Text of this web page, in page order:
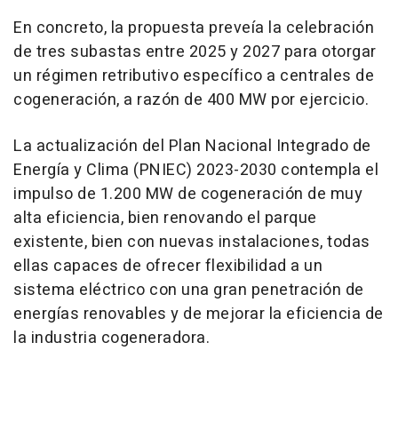
En concreto, la propuesta preveía la celebración
de tres subastas entre 2025 y 2027 para otorgar
un régimen retributivo específico a centrales de
cogeneración, a razón de 400 MW por ejercicio.
La actualización del Plan Nacional Integrado de
Energía y Clima (PNIEC) 2023-2030 contempla el
impulso de 1.200 MW de cogeneración de muy
alta eficiencia, bien renovando el parque
existente, bien con nuevas instalaciones, todas
ellas capaces de ofrecer flexibilidad a un
sistema eléctrico con una gran penetración de
energías renovables y de mejorar la eficiencia de
la industria cogeneradora.